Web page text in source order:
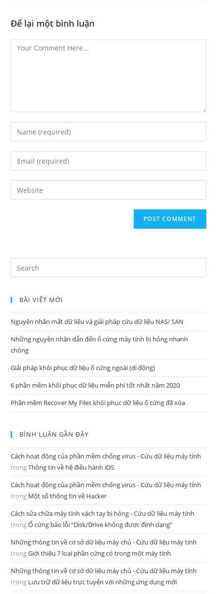
Để lại một bình luận
Comment
Enter
your
name
Enter
your
email
Enter
your
BÀI VIẾT MỚI
Nguyên nhân mất dữ liệu và giải pháp cứu dữ liệu NAS/ SAN
Những nguyên nhân dẫn đến ổ cứng máy tính bị hỏng nhanh
chóng
Giải pháp khôi phục dữ liệu ổ cứng ngoài (di động)
6 phần mềm khôi phục dữ liệu miễn phí tốt nhất năm 2020
Phần mềm Recover My Files khôi phục dữ liệu ổ cứng đã xóa
BÌNH LUẬN GẦN ĐÂY
Cách hoạt động của phần mềm chống virus - Cứu dữ liệu máy tính
trongThông tin về hệ điều hành iOS
Cách hoạt động của phần mềm chống virus - Cứu dữ liệu máy tính
trong Một số thông tin về Hacker
Cách sửa chữa máy tính xách tay bị hỏng - Cứu dữ liệu máy tính
trongỔ cứng báo lỗi “Disk/Drive không được định dạng”
Những thông tin về cơ sở dữ liệu máy chủ - Cứu dữ liệu máy tính
trongGiới thiệu 7 loại phần cứng có trong một máy tính
Những thông tin về cơ sở dữ liệu máy chủ - Cứu dữ liệu máy tính
trong Lưu trữ dữ liệu trực tuyến với những ứng dụng mới